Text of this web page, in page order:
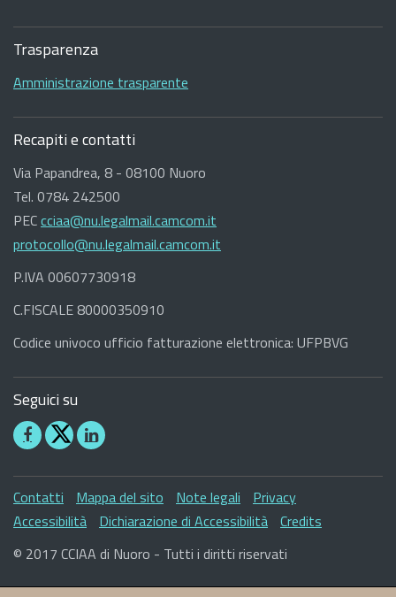
Sezione
Footer
Trasparenza
Amministrazione trasparente
Recapiti e contatti
Via Papandrea, 8 - 08100 Nuoro
Tel. 0784 242500
PECcciaa@nu.legalmail.camcom.it
protocollo@nu.legalmail.camcom.it
P.IVA 00607730918
C.FISCALE 80000350910
Codice univoco ufficio fatturazione elettronica: UFPBVG
Seguici su
Seguici
su
Facebook
Seguici
su
Linkedin
Sezione
Link
Contatti Mappa del sito Note legali
Privacy
Accessibilità
Dichiarazione di Accessibilità Credits
© 2017 CCIAA di Nuoro - Tutti i diritti riservati